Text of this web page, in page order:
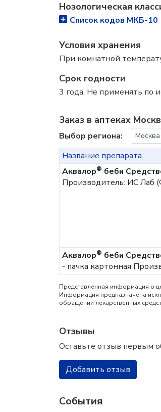
Нозологическая
Список кодов МКБ-10
Условия хранения
При комнатной
Срок годности
3 года. Не применять по
Заказ в аптеках
Выбор региона:
Название препарата
Аквалор® беби
Производитель: ИС Лаб
Аквалор® беби
- пачка картонная
Представленная информация о
Информация предназначена
обращении лекарственных
Отзывы
Оставьте отзыв первым
Добавить отзыв
События